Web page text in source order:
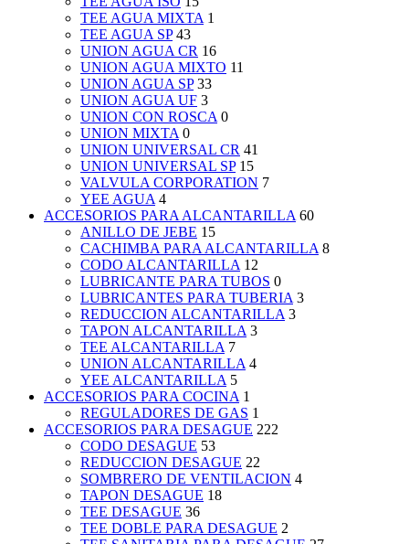
TEE AGUA MIXTA 1
TEE AGUA SP 43
UNION AGUA CR 16
UNION AGUA MIXTO 11
UNION AGUA SP 33
UNION AGUA UF 3
UNION CON ROSCA 0
UNION MIXTA 0
UNION UNIVERSAL CR 41
UNION UNIVERSAL SP 15
VALVULA CORPORATION 7
YEE AGUA 4
ACCESORIOS PARA ALCANTARILLA 60
ANILLO DE JEBE 15
CACHIMBA PARA ALCANTARILLA 8
CODO ALCANTARILLA 12
LUBRICANTE PARA TUBOS 0
LUBRICANTES PARA TUBERIA 3
REDUCCION ALCANTARILLA 3
TAPON ALCANTARILLA 3
TEE ALCANTARILLA 7
UNION ALCANTARILLA 4
YEE ALCANTARILLA 5
ACCESORIOS PARA COCINA 1
REGULADORES DE GAS 1
ACCESORIOS PARA DESAGUE 222
CODO DESAGUE 53
REDUCCION DESAGUE 22
SOMBRERO DE VENTILACION 4
TAPON DESAGUE 18
TEE DESAGUE 36
TEE DOBLE PARA DESAGUE 2